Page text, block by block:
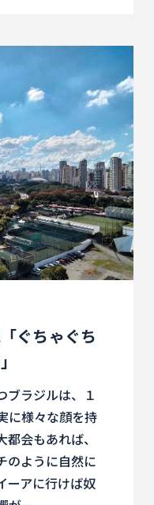
ぐちゃぐち
ブラジルは、１
に様々な顔を持
会もあれば、
のように自然に
ーアに行けば奴